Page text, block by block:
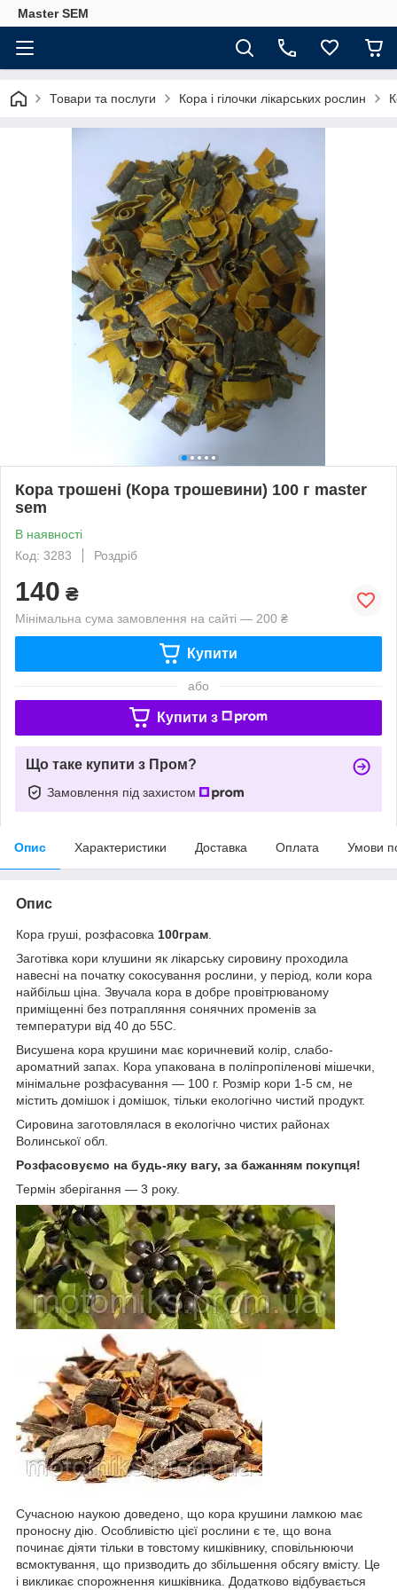
Master SEM
Товари та послуги Кора і гілочки лікарських рослин
Кора трошені (Кора трошевини) 100 г master
sem
В наявності
Код: 3283
Роздріб
140 ₴
Мінімальна сума замовлення на сайті — 200 ₴
Купити
або
Купити з
Що таке купити з Пром?
Замовлення під захистом
Опис Характеристики Доставка Оплата Умови
Опис
Кора груші, розфасовка 100грам
Заготівка кори клушини як лікарську сировину проходила
навесні на початку сокосування рослини, у період, коли кора
найбільш ціна. Звучала кора в добре провітрюваному
приміщенні без потрапляння сонячних променів за
температури від 40 до 55С.
Висушена кора крушини має коричневий колір, слабо-
ароматний запах. Кора упакована в поліпропіленові мішечки,
мінімальне розфасування — 100 г. Розмір кори 1-5 см, не
містить домішок і домішок, тільки екологічно чистий продукт.
Сировина заготовлялася в екологічно чистих районах
Волинської обл.
Розфасовуємо на будь-яку вагу, за бажанням покупця!
Термін зберігання — 3 року.
Сучасною наукою доведено, що кора крушини ламкою має
проносну дію. Особливістю цієї рослини є те, що вона
починає діяти тільки в товстому кишківнику, сповільнюючи
всмоктування, що призводить до збільшення обсягу вмісту. Це
і викликає спорожнення кишківника. Додатково відбувається